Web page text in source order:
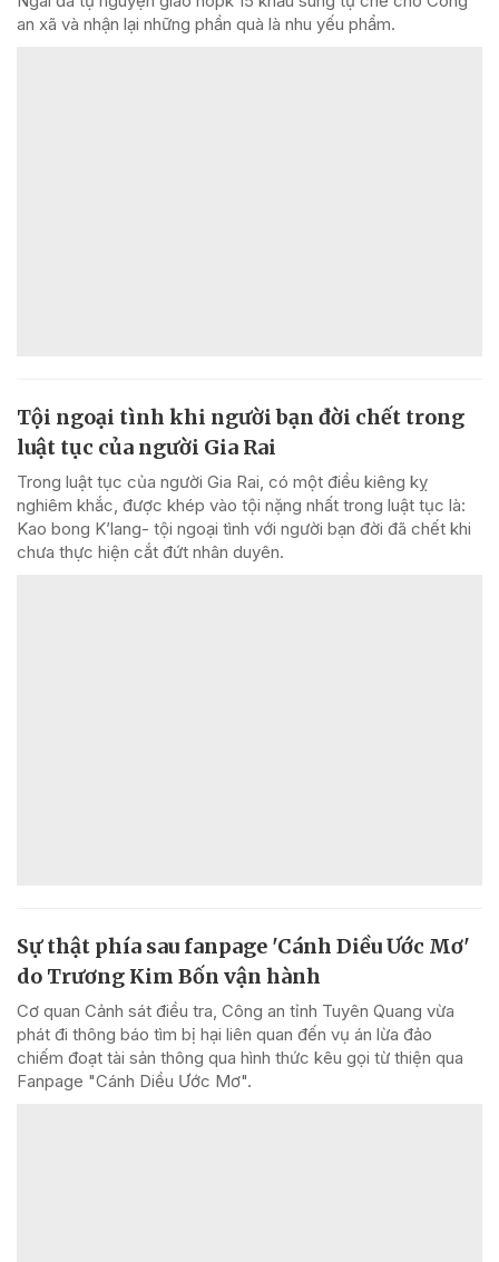
an xã và nhận lại những phần quà là nhu yếu phẩm.
Tội ngoại tình khi người bạn đời chết trong
luật tục của người Gia Rai
Trong luật tục của người Gia Rai, có một điều kiêng kỵ
nghiêm khắc, được khép vào tội nặng nhất trong luật tục là:
Kao bong K’lang- tội ngoại tình với người bạn đời đã chết khi
chưa thực hiện cắt đứt nhân duyên.
Sự thật phía sau fanpage 'Cánh Diều Ước Mơ'
do Trương Kim Bốn vận hành
Cơ quan Cảnh sát điều tra, Công an tỉnh Tuyên Quang vừa
phát đi thông báo tìm bị hại liên quan đến vụ án lừa đảo
chiếm đoạt tài sản thông qua hình thức kêu gọi từ thiện qua
Fanpage "Cánh Diều Ước Mơ".